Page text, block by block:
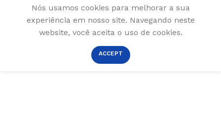
Nós usamos cookies para melhorar a sua
experiência em nosso site. Navegando neste
website, você aceita o uso de cookies.
ACCEPT